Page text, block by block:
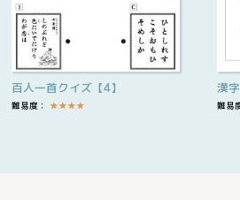
百人一首クイズ【4】
難易度： ★★★★
漢
難易